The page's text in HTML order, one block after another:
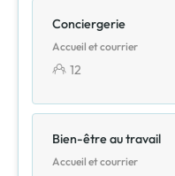
Conciergerie
Accueil et courrier
12
Bien-être au travail
Accueil et courrier